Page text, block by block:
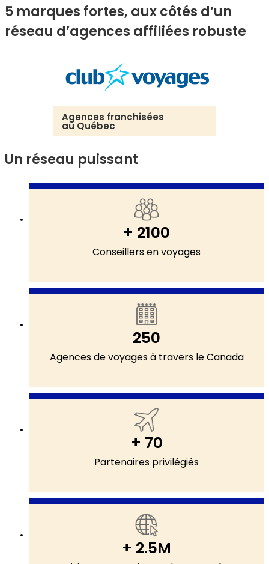
5 marques fortes, aux côtés d’un
réseau d’agences affiliées robuste
Agences franchisées
au Québec
Un réseau puissant
+ 2100
Conseillers en voyages
250
Agences de voyages à travers le Canada
+ 70
Partenaires privilégiés
+ 2.5M